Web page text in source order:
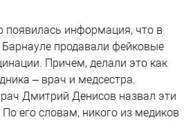
появилась информация, что в
продавали фейковые
Причем, делали это как
– врач и медсестра.
Дмитрий Денисов назвал эти
его словам, никого из медиков